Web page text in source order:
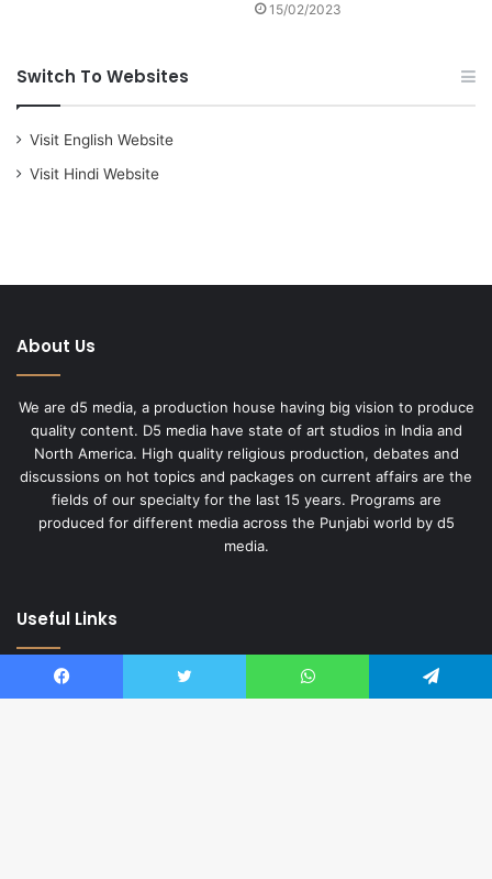
15/02/2023
Switch To Websites
Visit English Website
Visit Hindi Website
About Us
We are d5 media, a production house having big vision to produce
quality content. D5 media have state of art studios in India and
North America. High quality religious production, debates and
discussions on hot topics and packages on current affairs are the
fields of our specialty for the last 15 years. Programs are
produced for different media across the Punjabi world by d5
media.
Useful Links
About Us
Facebook Twitter WhatsApp Telegram